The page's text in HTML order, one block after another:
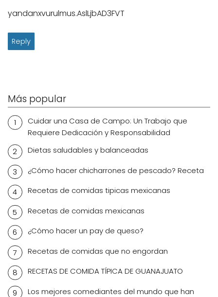
yandanxvurulmus.AslLjbAD3FVT
Reply
Más popular
Cuidar una Casa de Campo: Un Trabajo que
Requiere Dedicación y Responsabilidad
Dietas saludables y balanceadas
¿Cómo hacer chicharrones de pescado? Receta
Recetas de comidas tipicas mexicanas
Recetas de comidas mexicanas
¿Cómo hacer un pay de queso?
Recetas de comidas que no engordan
RECETAS DE COMIDA TÍPICA DE GUANAJUATO
Los mejores comediantes del mundo que han